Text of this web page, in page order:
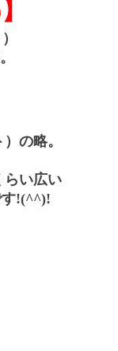
の略。
らい広い
す!(^^)!